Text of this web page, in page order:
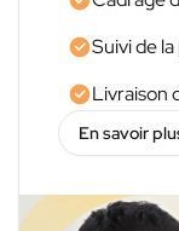
Suivi de
Livraison
En savoir